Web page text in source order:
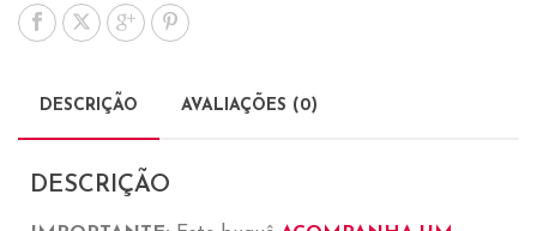
DESCRIÇÃO AVALIAÇÕES (0)
DESCRIÇÃO